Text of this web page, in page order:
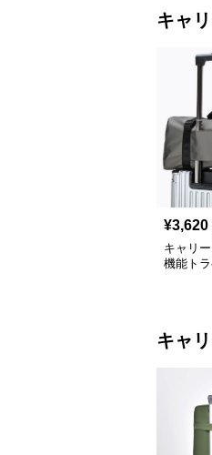
キャ
¥3,620
キャリ
機能ト
キャ